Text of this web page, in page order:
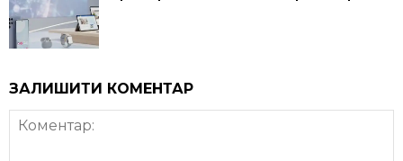
ЗАЛИШИТИ КОМЕНТАР